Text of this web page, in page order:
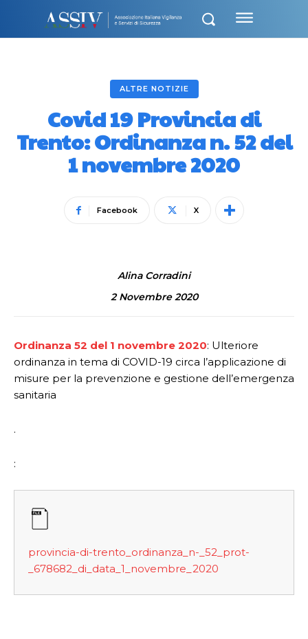
ALTRE NOTIZIE
Covid 19 Provincia di
Trento: Ordinanza n. 52 del
1 novembre 2020
Facebook X
Alina Corradini
2 Novembre 2020
Ordinanza 52 del 1 novembre 2020: Ulteriore
ordinanza in tema di COVID-19 circa l’applicazione di
misure per la prevenzione e gestione dell’emergenza
sanitaria
.
:
provincia-di-trento_ordinanza_n-_52_prot-
_678682_di_data_1_novembre_2020